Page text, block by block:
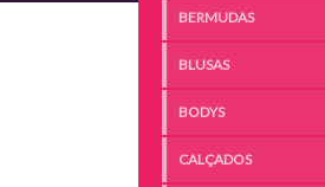
BERMUDAS
BLUSAS
BODYS
CALÇADOS